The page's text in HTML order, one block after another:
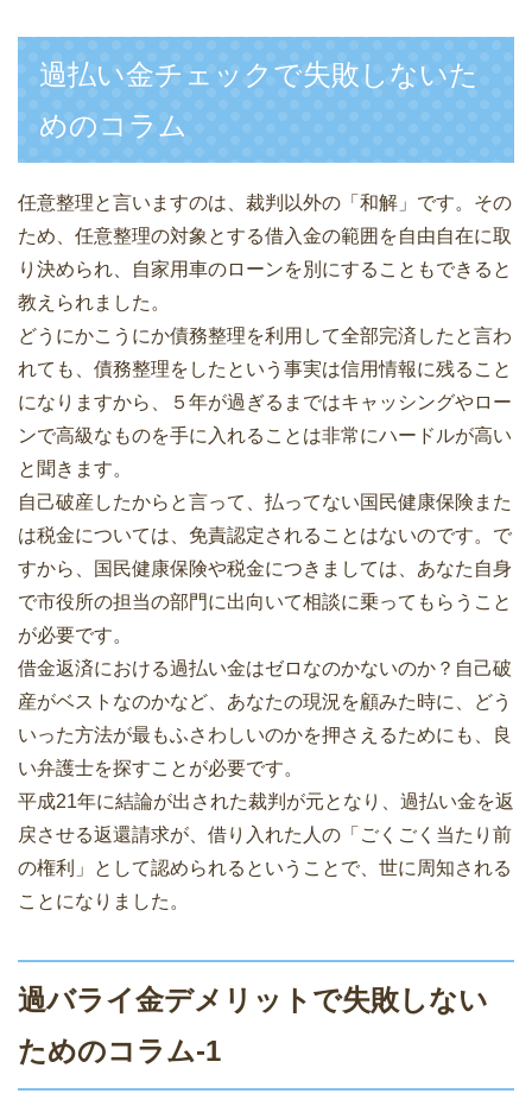
過払い金チェックで失敗しないた
めのコラム
任意整理と言いますのは、裁判以外の「和解」です。その
ため、任意整理の対象とする借入金の範囲を自由自在に取
り決められ、自家用車のローンを別にすることもできると
教えられました。
どうにかこうにか債務整理を利用して全部完済したと言わ
れても、債務整理をしたという事実は信用情報に残ること
になりますから、５年が過ぎるまではキャッシングやロー
ンで高級なものを手に入れることは非常にハードルが高い
と聞きます。
自己破産したからと言って、払ってない国民健康保険また
は税金については、免責認定されることはないのです。で
すから、国民健康保険や税金につきましては、あなた自身
で市役所の担当の部門に出向いて相談に乗ってもらうこと
が必要です。
借金返済における過払い金はゼロなのかないのか？自己破
産がベストなのかなど、あなたの現況を顧みた時に、どう
いった方法が最もふさわしいのかを押さえるためにも、良
い弁護士を探すことが必要です。
平成21年に結論が出された裁判が元となり、過払い金を返
戻させる返還請求が、借り入れた人の「ごくごく当たり前
の権利」として認められるということで、世に周知される
ことになりました。
過バライ金デメリットで失敗しない
ためのコラム-1